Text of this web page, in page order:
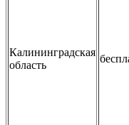
Калининградская
область